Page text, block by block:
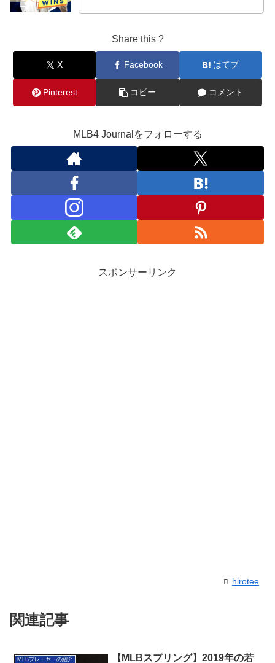
Share this ?
X Facebook はてブ
Pinterest コピー コメント
MLB4 Journalをフォローする
スポンサーリンク
hirotee
関連記事
MLBプレーヤーの紹介 【MLBスプリング】2019年の若